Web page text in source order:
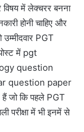
विषय में लेक्चरर बनना
होनी चाहिए और
उम्मीदवार PGT
में pgt
question
question paper
हैं जो कि पहले PGT
परीक्षा में भी इनमें से